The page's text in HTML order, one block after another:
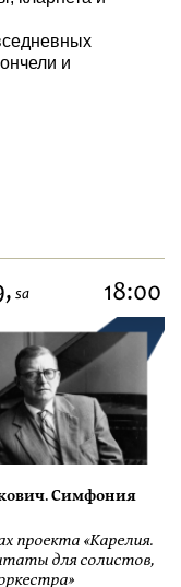
и
sa 18:00
Симфония
проекта «Карелия.
для солистов,